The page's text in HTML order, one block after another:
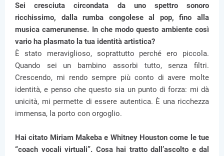
Sei cresciuta circondata da uno spettro sonoro
ricchissimo, dalla rumba congolese al pop, fino alla
musica camerunense. In che modo questo ambiente così
vario ha plasmato la tua identità artistica?
È stato meraviglioso, soprattutto perché ero piccola.
Quando sei un bambino assorbi tutto, senza filtri.
Crescendo, mi rendo sempre più conto di avere molte
identità, e penso che questo sia un punto di forza: mi dà
unicità, mi permette di essere autentica. È una ricchezza
immensa, la porto con orgoglio.
Hai citato Miriam Makeba e Whitney Houston come le tue
“coach vocali virtuali”. Cosa hai tratto dall’ascolto e dal